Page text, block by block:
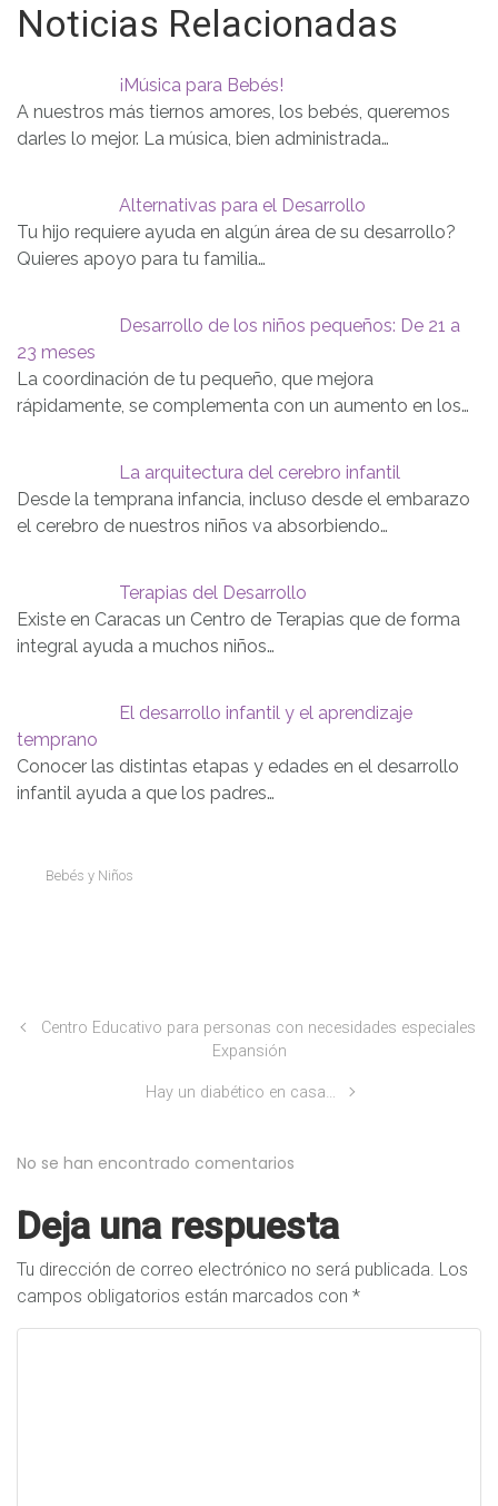
Noticias Relacionadas
¡Música para Bebés!
A nuestros más tiernos amores, los bebés, queremos
darles lo mejor. La música, bien administrada…
Alternativas para el Desarrollo
Tu hijo requiere ayuda en algún área de su desarrollo?
Quieres apoyo para tu familia…
Desarrollo de los niños pequeños: De 21 a
23 meses
La coordinación de tu pequeño, que mejora
rápidamente, se complementa con un aumento en los…
La arquitectura del cerebro infantil
Desde la temprana infancia, incluso desde el embarazo
el cerebro de nuestros niños va absorbiendo…
Terapias del Desarrollo
Existe en Caracas un Centro de Terapias que de forma
integral ayuda a muchos niños…
El desarrollo infantil y el aprendizaje
temprano
Conocer las distintas etapas y edades en el desarrollo
infantil ayuda a que los padres…
Bebés y Niños
Centro Educativo para personas con necesidades especiales
Expansión
Hay un diabético en casa…
No se han encontrado comentarios
Deja una respuesta
Tu dirección de correo electrónico no será publicada. Los
campos obligatorios están marcados con *